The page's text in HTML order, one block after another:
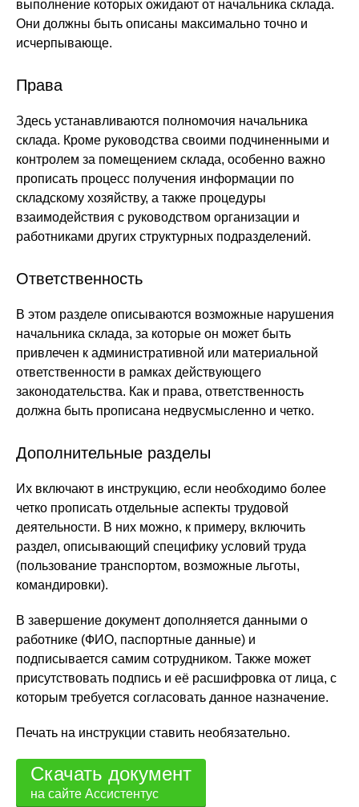
выполнение которых ожидают от начальника склада.
Они должны быть описаны максимально точно и
исчерпывающе.
Права
Здесь устанавливаются полномочия начальника
склада. Кроме руководства своими подчиненными и
контролем за помещением склада, особенно важно
прописать процесс получения информации по
складскому хозяйству, а также процедуры
взаимодействия с руководством организации и
работниками других структурных подразделений.
Ответственность
В этом разделе описываются возможные нарушения
начальника склада, за которые он может быть
привлечен к административной или материальной
ответственности в рамках действующего
законодательства. Как и права, ответственность
должна быть прописана недвусмысленно и четко.
Дополнительные разделы
Их включают в инструкцию, если необходимо более
четко прописать отдельные аспекты трудовой
деятельности. В них можно, к примеру, включить
раздел, описывающий специфику условий труда
(пользование транспортом, возможные льготы,
командировки).
В завершение документ дополняется данными о
работнике (ФИО, паспортные данные) и
подписывается самим сотрудником. Также может
присутствовать подпись и её расшифровка от лица, с
которым требуется согласовать данное назначение.
Печать на инструкции ставить необязательно.
Скачать документ
на сайте Ассистентус